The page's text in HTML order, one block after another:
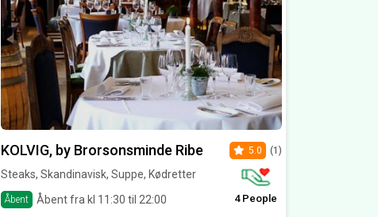
KOLVIG, by Brorsonsminde Ribe
Steaks, Skandinavisk, Suppe, Kødretter
Åbent Åbent fra kl 11:30 til 22:00
5.0 (1)
4 People